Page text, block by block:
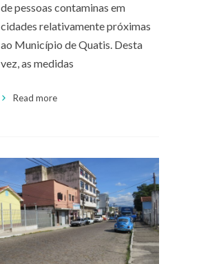
de pessoas contaminas em
cidades relativamente próximas
ao Município de Quatis. Desta
vez, as medidas
Read more